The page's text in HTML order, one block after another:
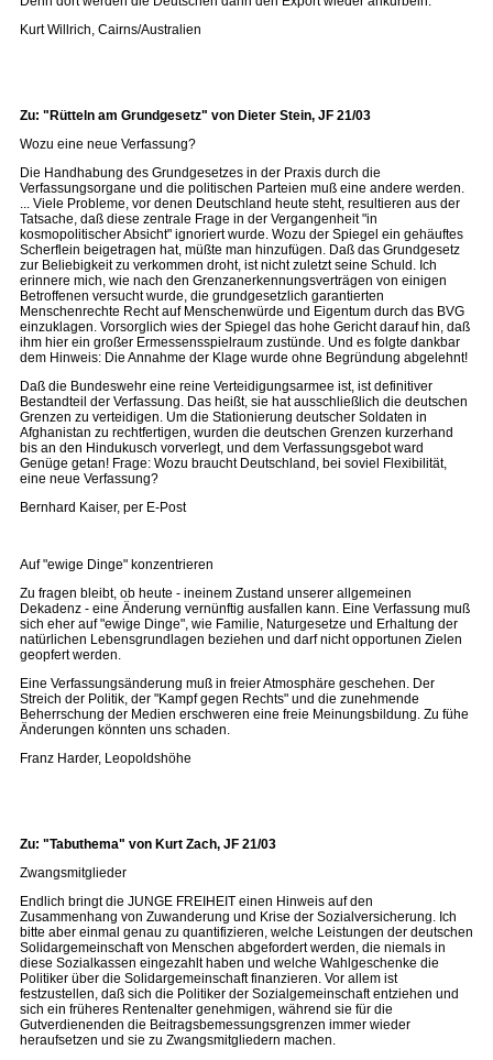
Kurt Willrich, Cairns/Australien
Zu: "Rütteln am Grundgesetz" von Dieter Stein, JF 21/03
Wozu eine neue Verfassung?
Die Handhabung des Grundgesetzes in der Praxis durch die
Verfassungsorgane und die politischen Parteien muß eine andere werden.
... Viele Probleme, vor denen Deutschland heute steht, resultieren aus der
Tatsache, daß diese zentrale Frage in der Vergangenheit "in
kosmopolitischer Absicht" ignoriert wurde. Wozu der Spiegel ein gehäuftes
Scherflein beigetragen hat, müßte man hinzufügen. Daß das Grundgesetz
zur Beliebigkeit zu verkommen droht, ist nicht zuletzt seine Schuld. Ich
erinnere mich, wie nach den Grenzanerkennungsverträgen von einigen
Betroffenen versucht wurde, die grundgesetzlich garantierten
Menschenrechte Recht auf Menschenwürde und Eigentum durch das BVG
einzuklagen. Vorsorglich wies der Spiegel das hohe Gericht darauf hin, daß
ihm hier ein großer Ermessensspielraum zustünde. Und es folgte dankbar
dem Hinweis: Die Annahme der Klage wurde ohne Begründung abgelehnt!
Daß die Bundeswehr eine reine Verteidigungsarmee ist, ist definitiver
Bestandteil der Verfassung. Das heißt, sie hat ausschließlich die deutschen
Grenzen zu verteidigen. Um die Stationierung deutscher Soldaten in
Afghanistan zu rechtfertigen, wurden die deutschen Grenzen kurzerhand
bis an den Hindukusch vorverlegt, und dem Verfassungsgebot ward
Genüge getan! Frage: Wozu braucht Deutschland, bei soviel Flexibilität,
eine neue Verfassung?
Bernhard Kaiser, per E-Post
Auf "ewige Dinge" konzentrieren
Zu fragen bleibt, ob heute - ineinem Zustand unserer allgemeinen
Dekadenz - eine Änderung vernünftig ausfallen kann. Eine Verfassung muß
sich eher auf "ewige Dinge", wie Familie, Naturgesetze und Erhaltung der
natürlichen Lebensgrundlagen beziehen und darf nicht opportunen Zielen
geopfert werden.
Eine Verfassungsänderung muß in freier Atmosphäre geschehen. Der
Streich der Politik, der "Kampf gegen Rechts" und die zunehmende
Beherrschung der Medien erschweren eine freie Meinungsbildung. Zu fühe
Änderungen könnten uns schaden.
Franz Harder, Leopoldshöhe
Zu: "Tabuthema" von Kurt Zach, JF 21/03
Zwangsmitglieder
Endlich bringt die JUNGE FREIHEIT einen Hinweis auf den
Zusammenhang von Zuwanderung und Krise der Sozialversicherung. Ich
bitte aber einmal genau zu quantifizieren, welche Leistungen der deutschen
Solidargemeinschaft von Menschen abgefordert werden, die niemals in
diese Sozialkassen eingezahlt haben und welche Wahlgeschenke die
Politiker über die Solidargemeinschaft finanzieren. Vor allem ist
festzustellen, daß sich die Politiker der Sozialgemeinschaft entziehen und
sich ein früheres Rentenalter genehmigen, während sie für die
Gutverdienenden die Beitragsbemessungsgrenzen immer wieder
heraufsetzen und sie zu Zwangsmitgliedern machen.